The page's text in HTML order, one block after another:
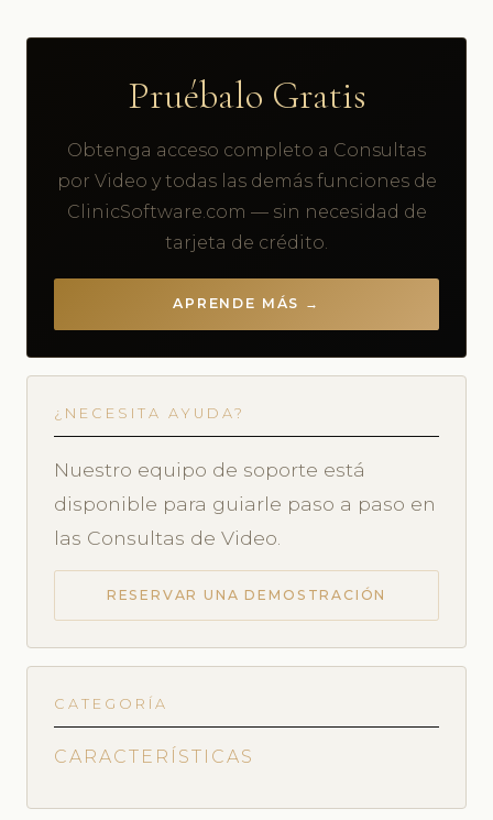
Pruébalo Gratis
Obtenga acceso completo a Consultas
por Video y todas las demás funciones de
ClinicSoftware.com — sin necesidad de
tarjeta de crédito.
APRENDE MÁS →
¿NECESITA AYUDA?
Nuestro equipo de soporte está
disponible para guiarle paso a paso en
las Consultas de Video.
RESERVAR UNA DEMOSTRACIÓN
CATEGORÍA
CARACTERÍSTICAS